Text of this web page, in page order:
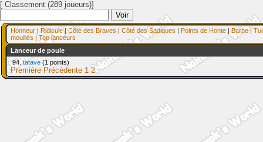
[ Classement (289 joueurs)]
Honneur | Ridicule|Côté des Braves | Côté des Sadiques | Points de Honte |Barbe|
mouillés | Top lanceurs
Lanceur de poule
94.tatave (1 points)
Première Précédente 1 2